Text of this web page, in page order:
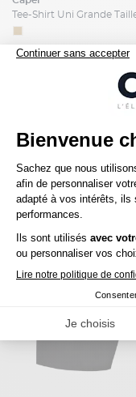
Tee-Shirt Uni Grande
Nos clients aiment